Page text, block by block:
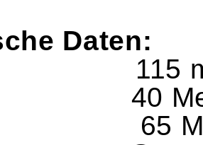
Daten:
115
40
65